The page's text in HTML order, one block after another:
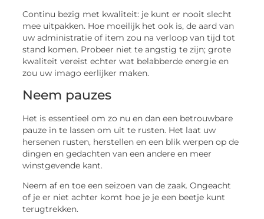
Continu bezig met kwaliteit: je kunt er nooit slecht
mee uitpakken. Hoe moeilijk het ook is, de aard van
uw administratie of item zou na verloop van tijd tot
stand komen. Probeer niet te angstig te zijn; grote
kwaliteit vereist echter wat belabberde energie en
zou uw imago eerlijker maken.
Neem pauzes
Het is essentieel om zo nu en dan een betrouwbare
pauze in te lassen om uit te rusten. Het laat uw
hersenen rusten, herstellen en een blik werpen op de
dingen en gedachten van een andere en meer
winstgevende kant.
Neem af en toe een seizoen van de zaak. Ongeacht
of je er niet achter komt hoe je je een beetje kunt
terugtrekken.